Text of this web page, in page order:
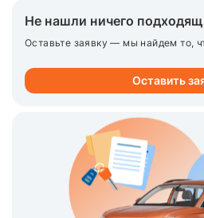
Не нашли ничего
Оставьте заявку — мы найдем то,
Оставить